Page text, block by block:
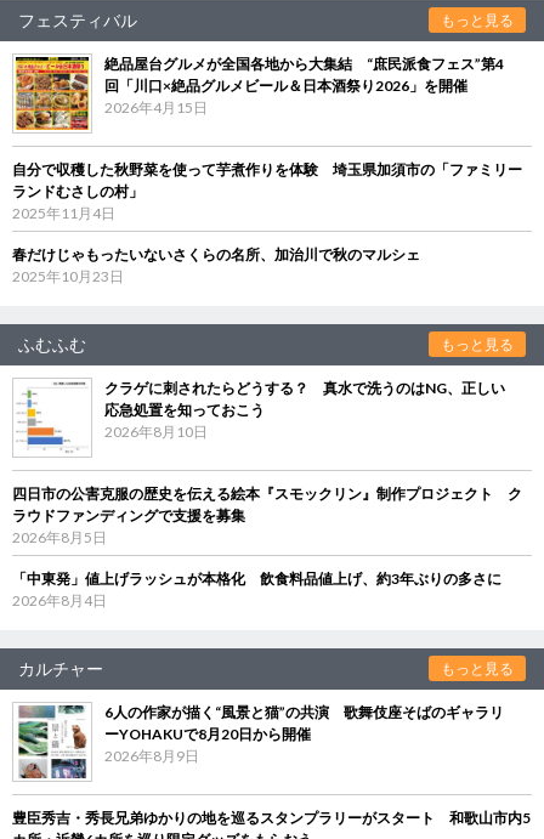
フェスティバル もっと見る
絶品屋台グルメが全国各地から大集結 “庶民派食フェス”第4
回「川口×絶品グルメビール＆日本酒祭り2026」を開催
2026年4月15日
自分で収穫した秋野菜を使って芋煮作りを体験 埼玉県加須市の「ファミリー
ランドむさしの村」
2025年11月4日
春だけじゃもったいないさくらの名所、加治川で秋のマルシェ
2025年10月23日
ふむふむ もっと見る
クラゲに刺されたらどうする？ 真水で洗うのはNG、正しい
応急処置を知っておこう
2026年8月10日
四日市の公害克服の歴史を伝える絵本『スモックリン』制作プロジェクト ク
ラウドファンディングで支援を募集
2026年8月5日
「中東発」値上げラッシュが本格化 飲食料品値上げ、約3年ぶりの多さに
2026年8月4日
カルチャー もっと見る
6人の作家が描く“風景と猫”の共演 歌舞伎座そばのギャラリ
ーYOHAKUで8月20日から開催
2026年8月9日
豊臣秀吉・秀長兄弟ゆかりの地を巡るスタンプラリーがスタート 和歌山市内5